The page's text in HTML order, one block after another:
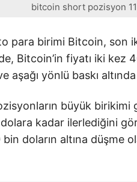
bitcoin short pozisyon
para birimi Bitcoin, son
Bitcoin’in fiyatı iki
aşağı yönlü baskı altında
büyük birikimi
kadar ilerlediğini
doların altına düşme